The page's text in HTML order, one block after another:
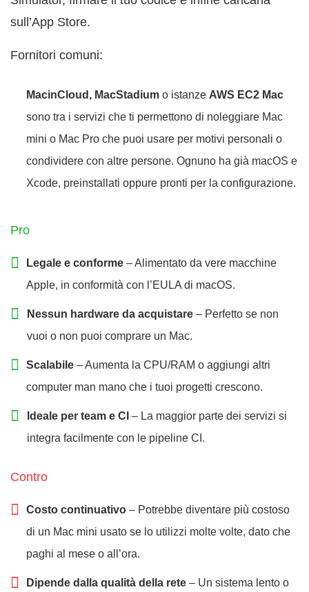
sull’App Store.
Fornitori comuni:
MacinCloud, MacStadium o istanze AWS EC2 Mac
sono tra i servizi che ti permettono di noleggiare Mac
mini o Mac Pro che puoi usare per motivi personali o
condividere con altre persone. Ognuno ha già macOS e
Xcode, preinstallati oppure pronti per la configurazione.
Pro
Legale e conforme – Alimentato da vere macchine
Apple, in conformità con l’EULA di macOS.
Nessun hardware da acquistare – Perfetto se non
vuoi o non puoi comprare un Mac.
Scalabile – Aumenta la CPU/RAM o aggiungi altri
computer man mano che i tuoi progetti crescono.
Ideale per team e CI – La maggior parte dei servizi si
integra facilmente con le pipeline CI.
Contro
Costo continuativo – Potrebbe diventare più costoso
di un Mac mini usato se lo utilizzi molte volte, dato che
paghi al mese o all’ora.
Dipende dalla qualità della rete – Un sistema lento o